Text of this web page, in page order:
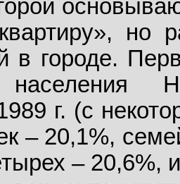
но
в городе.
населения
г. (с
– 20,1%,
– 20,6%,